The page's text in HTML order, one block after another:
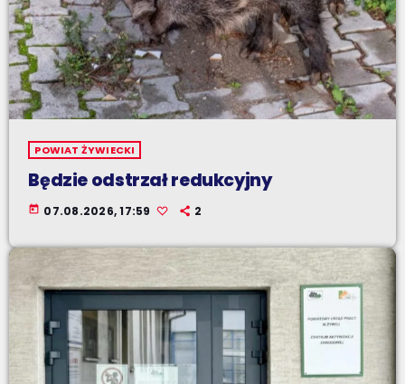
POWIAT ŻYWIECKI
Będzie odstrzał redukcyjny
today 07.08.2026, 17:59 2